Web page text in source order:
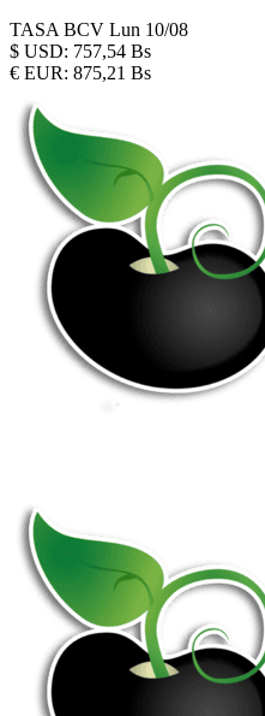
TASA BCV Lun 10/08
$ USD: 757,54 Bs
€ EUR: 875,21 Bs